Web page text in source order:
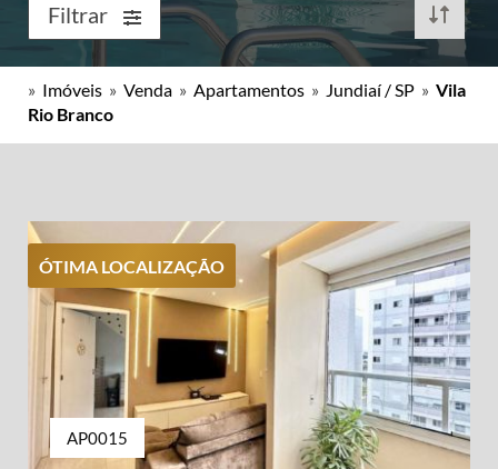
Filtrar
» Imóveis » Venda » Apartamentos » Jundiaí / SP » Vila
Rio Branco
ÓTIMA LOCALIZAÇÃO
AP0015